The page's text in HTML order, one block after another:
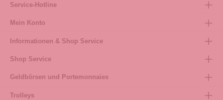
Service-Hotline
Mein Konto
Informationen & Shop Service
Shop Service
Geldbörsen und Portemonnaies
Trolleys